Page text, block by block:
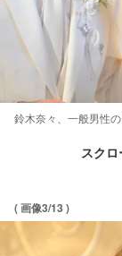
鈴木奈々、一般男性
スク
( 画像3/13 )